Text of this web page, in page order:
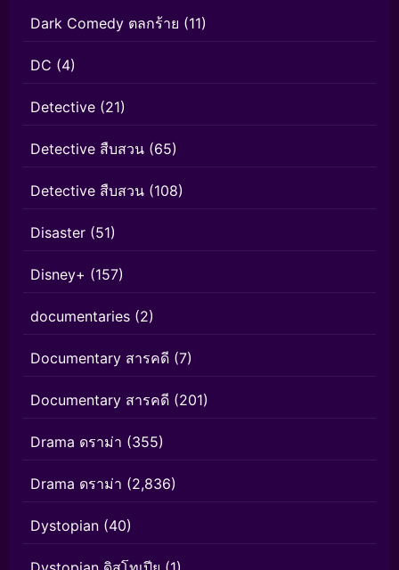
Dark Comedy ตลกร้าย (11)
DC (4)
Detective (21)
Detective สืบสวน (65)
Detective สืบสวน (108)
Disaster (51)
Disney+ (157)
documentaries (2)
Documentary สารคดี (7)
Documentary สารคดี (201)
Drama ดราม่า (355)
Drama ดราม่า (2,836)
Dystopian (40)